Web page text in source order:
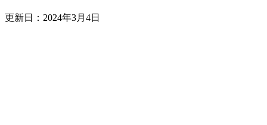
更新日： 2024年3月4日